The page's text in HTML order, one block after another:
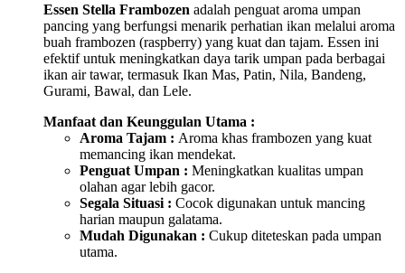
Essen Stella Frambozen adalah penguat aroma umpan
pancing yang berfungsi menarik perhatian ikan melalui aroma
buah frambozen (raspberry) yang kuat dan tajam. Essen ini
efektif untuk meningkatkan daya tarik umpan pada berbagai
ikan air tawar, termasuk Ikan Mas, Patin, Nila, Bandeng,
Gurami, Bawal, dan Lele.
Manfaat dan Keunggulan Utama :
Aroma Tajam : Aroma khas frambozen yang kuat
memancing ikan mendekat.
Penguat Umpan : Meningkatkan kualitas umpan
olahan agar lebih gacor.
Segala Situasi : Cocok digunakan untuk mancing
harian maupun galatama.
Mudah Digunakan : Cukup diteteskan pada umpan
utama.